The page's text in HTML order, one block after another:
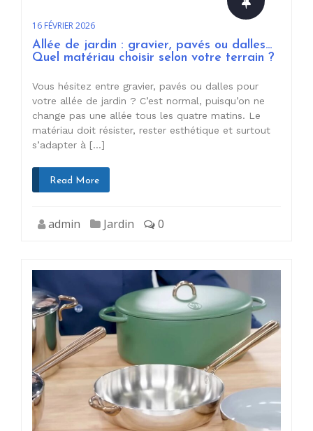
16 FÉVRIER 2026
Allée de jardin : gravier, pavés ou dalles…
Quel matériau choisir selon votre terrain ?
Vous hésitez entre gravier, pavés ou dalles pour
votre allée de jardin ? C’est normal, puisqu’on ne
change pas une allée tous les quatre matins. Le
matériau doit résister, rester esthétique et surtout
s’adapter à […]
Read More
admin Jardin 0